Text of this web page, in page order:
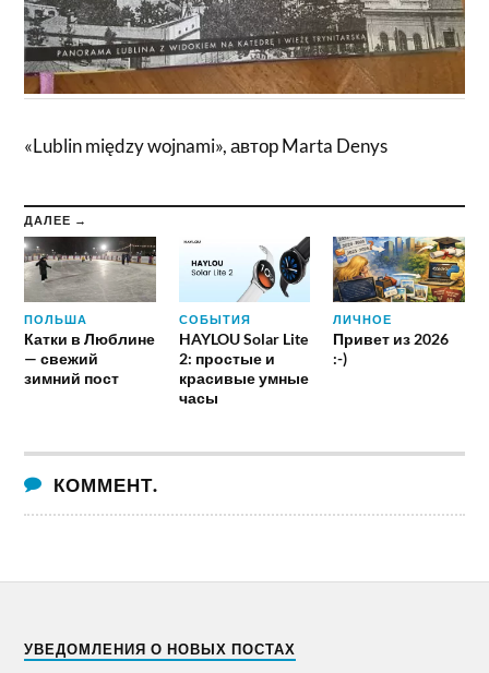
«Lublin między wojnami», автор Marta Denys
ДАЛЕЕ →
ПОЛЬША
Катки в Люблине
— свежий
зимний пост
СОБЫТИЯ
HAYLOU Solar Lite
2: простые и
красивые умные
часы
ЛИЧНОЕ
Привет из 2026
:-)
КОММЕНТ.
УВЕДОМЛЕНИЯ О НОВЫХ ПОСТАХ